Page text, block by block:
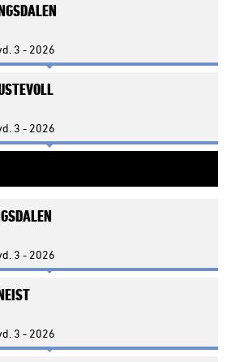
3 - 2026
3 - 2026
3 - 2026
3 - 2026